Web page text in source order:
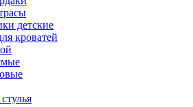
детские
кроватей